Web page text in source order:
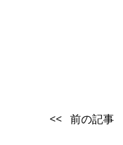
<< 前の記事